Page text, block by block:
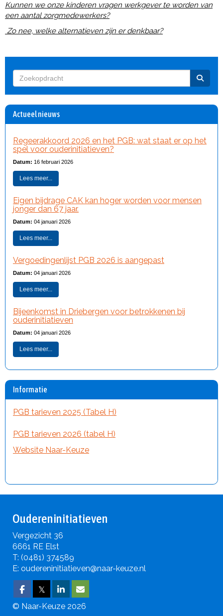
Kunnen we onze kinderen vragen werkgever te worden van
een aantal zorgmedewerkers?
Zo nee, welke alternatieven zijn er denkbaar?
Actueel nieuws
Regeerakkoord 2026 en het PGB: wat staat er op het
spel voor ouderinitiatieven?
Datum: 16 februari 2026
Lees meer...
Eigen bijdrage CAK kan hoger worden voor mensen
jonger dan 67 jaar.
Datum: 04 januari 2026
Lees meer...
Vergoedingenlijst PGB 2026 is aangepast
Datum: 04 januari 2026
Lees meer...
Bijeenkomst in Driebergen voor betrokkenen bij
ouderinitiatieven
Datum: 04 januari 2026
Lees meer...
Informatie
PGB tarieven 2025 (Tabel H)
PGB tarieven 2026 (tabel H)
Website Naar-Keuze
Oudereninitiatieven
Vergezicht 36
6661 RE Elst
T: (0481) 374589
E: neveitaitininereduo@naar-keuze.nl
𝕏
© Naar-Keuze 2026